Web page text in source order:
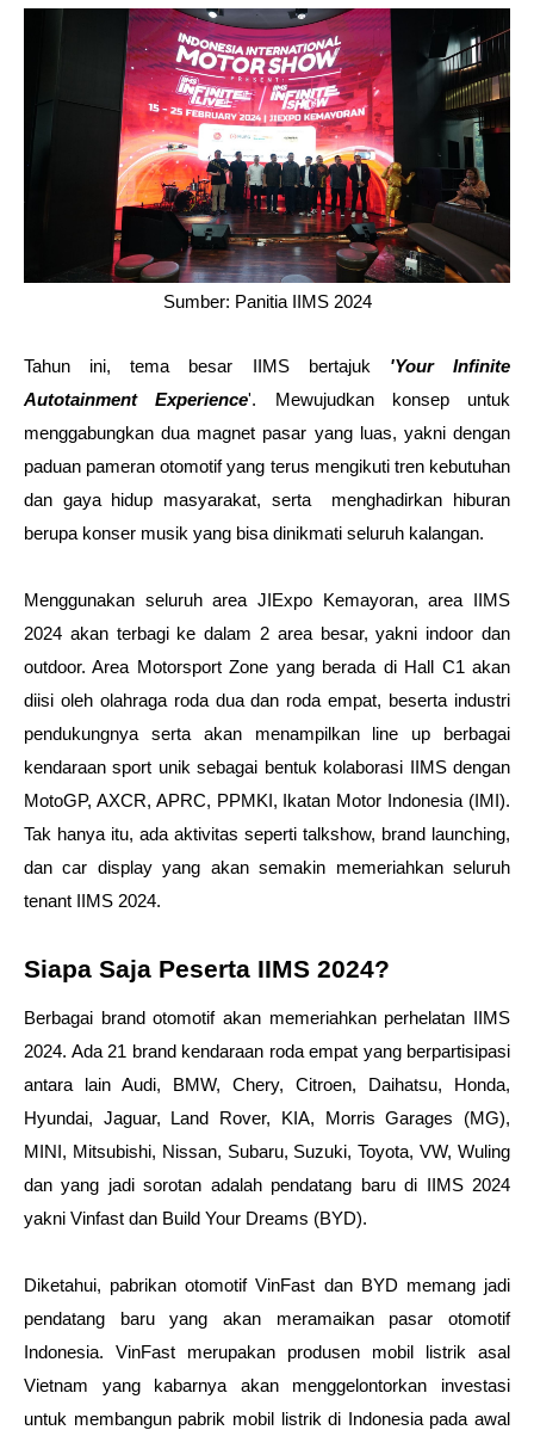
Sumber: Panitia IIMS 2024
Tahun ini, tema besar IIMS bertajuk 'Your Infinite
Autotainment Experience'. Mewujudkan konsep untuk
menggabungkan dua magnet pasar yang luas, yakni dengan
paduan pameran otomotif yang terus mengikuti tren kebutuhan
dan gaya hidup masyarakat, serta  menghadirkan hiburan
berupa konser musik yang bisa dinikmati seluruh kalangan.
Menggunakan seluruh area JIExpo Kemayoran, area IIMS
2024 akan terbagi ke dalam 2 area besar, yakni indoor dan
outdoor. Area Motorsport Zone yang berada di Hall C1 akan
diisi oleh olahraga roda dua dan roda empat, beserta industri
pendukungnya serta akan menampilkan line up berbagai
kendaraan sport unik sebagai bentuk kolaborasi IIMS dengan
MotoGP, AXCR, APRC, PPMKI, Ikatan Motor Indonesia (IMI).
Tak hanya itu, ada aktivitas seperti talkshow, brand launching,
dan car display yang akan semakin memeriahkan seluruh
tenant IIMS 2024.
Siapa Saja Peserta IIMS 2024?
Berbagai brand otomotif akan memeriahkan perhelatan IIMS
2024. Ada 21 brand kendaraan roda empat yang berpartisipasi
antara lain Audi, BMW, Chery, Citroen, Daihatsu, Honda,
Hyundai, Jaguar, Land Rover, KIA, Morris Garages (MG),
MINI, Mitsubishi, Nissan, Subaru, Suzuki, Toyota, VW, Wuling
dan yang jadi sorotan adalah pendatang baru di IIMS 2024
yakni Vinfast dan Build Your Dreams (BYD).
Diketahui, pabrikan otomotif VinFast dan BYD memang jadi
pendatang baru yang akan meramaikan pasar otomotif
Indonesia. VinFast merupakan produsen mobil listrik asal
Vietnam yang kabarnya akan menggelontorkan investasi
untuk membangun pabrik mobil listrik di Indonesia pada awal